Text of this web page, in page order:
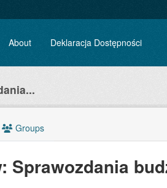
About Deklaracja Dostępności
Groups
Sprawozdania